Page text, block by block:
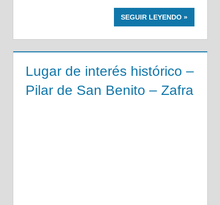
SEGUIR LEYENDO
Lugar de interés histórico –
Pilar de San Benito – Zafra